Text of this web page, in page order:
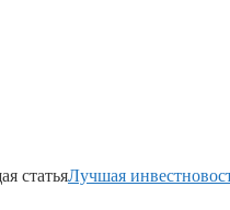
статьяЛучшая